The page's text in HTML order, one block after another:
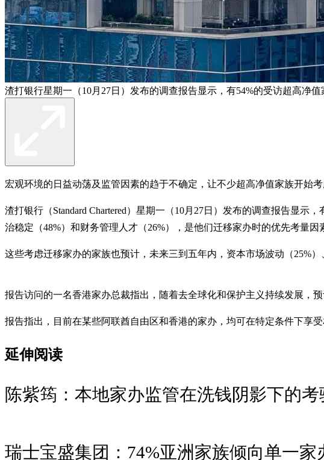
渣打银行星期一（10月27日）发布的调查报告显示，有54%的受访超高净
宏观环境的日益动荡及监管因素的趋于不确定，让不少超高净值家族开始
渣打银行（Standard Chartered）星期一（10月27日）发布的调查报告显
治稳定（48%）和财务管理人才（26%），是他们迁移家办时的优先考量因
这些考虑迁移家办的家族也预计，未来三到五年内，资本市场波动（25%
报告访问的一名香港家办总裁指出，随着去全球化和保护主义持续发展，
报告指出，目前在某些阿联酋自由区和香港的家办，均可在特定条件下享
延伸阅读
陈紫筠：本地家办监管在洗钱阴影下的考
瑞士宝盛集团：74%亚洲家族倾向单一家